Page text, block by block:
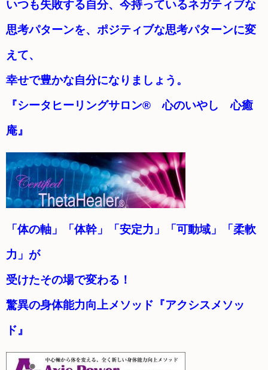
いつも失敗する自分、今持っているネガティブな
思考パターンを、ポジティブな思考パターンに変
えて、
幸せで豊かな自分になりましょう。
『シータヒーリングサロン® 心のいやし 心癒
庵』
「体の軸」「体幹」「安定力」「可動域」「柔軟
力」が
受けたその場で変わる！
驚異の身体能力向上メソッド『アクシスメソッ
ド』